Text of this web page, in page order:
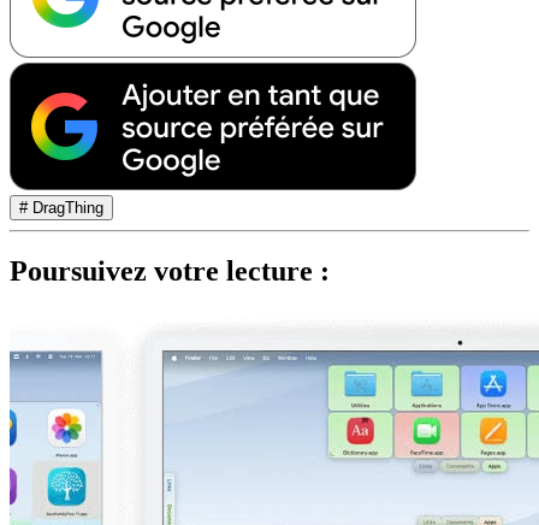
# DragThing
Poursuivez votre lecture :